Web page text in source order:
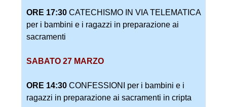
ORE 17:30 CATECHISMO IN VIA TELEMATICA
per i bambini e i ragazzi in preparazione ai
sacramenti
SABATO 27 MARZO
ORE 14:30 CONFESSIONI per i bambini e i
ragazzi in preparazione ai sacramenti in cripta